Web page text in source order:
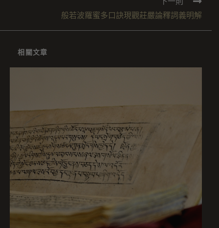
般若波羅蜜多口訣現觀莊嚴論釋詞義明解
相關文章